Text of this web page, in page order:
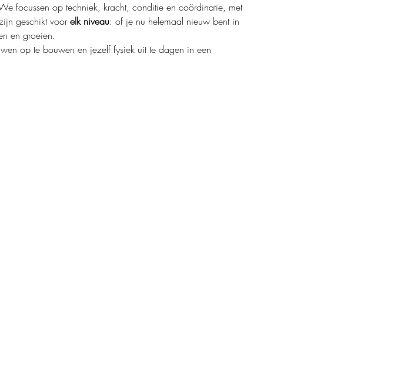
focussen op techniek, kracht, conditie en coördinatie, met
geschikt voor elk niveau: of je nu helemaal nieuw bent in
en groeien.
op te bouwen en jezelf fysiek uit te dagen in een